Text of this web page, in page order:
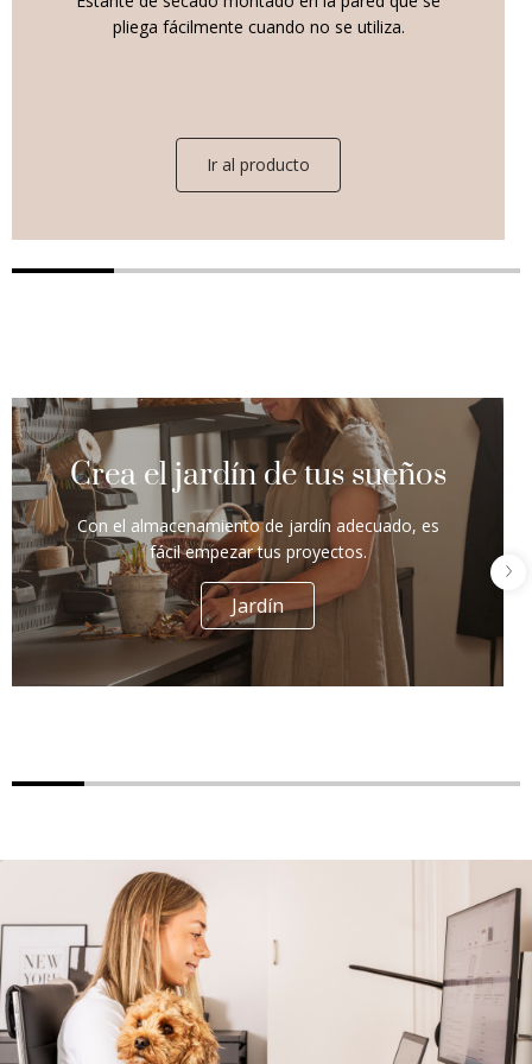
pliega fácilmente cuando no se utiliza.
Ir al producto
Crea el jardín de tus sueños
Con el almacenamiento de jardín adecuado, es
fácil empezar tus proyectos.
Jardín